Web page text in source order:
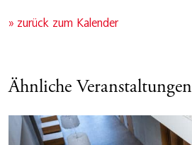
» zurück zum Kalender
Ähnliche Veranstaltungen